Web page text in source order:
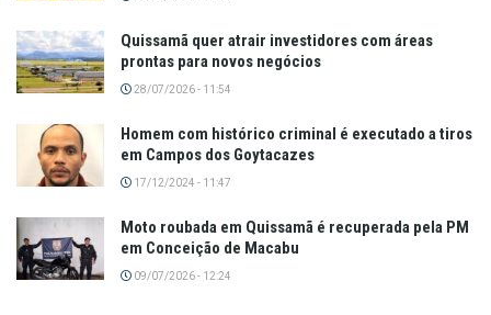
Quissamã quer atrair investidores com áreas
prontas para novos negócios
28/07/2026 - 11:54
Homem com histórico criminal é executado a tiros
em Campos dos Goytacazes
17/12/2024 - 11:47
Moto roubada em Quissamã é recuperada pela PM
em Conceição de Macabu
09/07/2026 - 12:24